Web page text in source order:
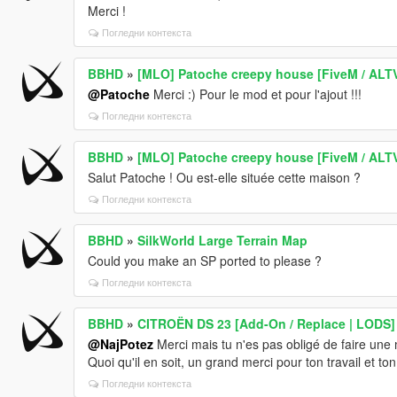
Merci !
Погледни контекста
BBHD» [MLO] Patoche creepy house [FiveM /
@PatocheMerci :) Pour le mod et pour l'ajout !!!
Погледни контекста
BBHD» [MLO] Patoche creepy house [FiveM /
Salut Patoche ! Ou est-elle située cette maison ?
Погледни контекста
BBHD» SilkWorld Large Terrain Map
Could you make an SP ported to please ?
Погледни контекста
BBHD» CITROËN DS 23 [Add-On / Replace | LODS]
@NajPotezMerci mais tu n'es pas obligé de faire une
Quoi qu'il en soit, un grand merci pour ton travail et
Погледни контекста